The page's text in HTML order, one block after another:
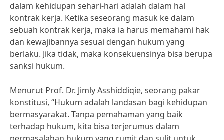
dalam kehidupan sehari-hari adalah dalam hal
kontrak kerja. Ketika seseorang masuk ke dalam
sebuah kontrak kerja, maka ia harus memahami hak
dan kewajibannya sesuai dengan hukum yang
berlaku. Jika tidak, maka konsekuensinya bisa berupa
sanksi hukum.
Menurut Prof. Dr. Jimly Asshiddiqie, seorang pakar
konstitusi, “Hukum adalah landasan bagi kehidupan
bermasyarakat. Tanpa pemahaman yang baik
terhadap hukum, kita bisa terjerumus dalam